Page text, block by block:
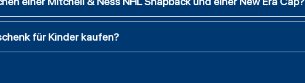
für Kinder kaufen?